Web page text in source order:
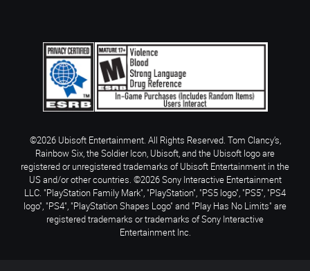
©2026 Ubisoft Entertainment. All Rights Reserved. Tom Clancy’s,
Rainbow Six, the Soldier Icon, Ubisoft, and the Ubisoft logo are
registered or unregistered trademarks of Ubisoft Entertainment in the
US and/or other countries. ©2026 Sony Interactive Entertainment
LLC. "PlayStation Family Mark", "PlayStation", "PS5 logo", "PS5", "PS4
logo", "PS4", "PlayStation Shapes Logo" and "Play Has No Limits" are
registered trademarks or trademarks of Sony Interactive
Entertainment Inc.